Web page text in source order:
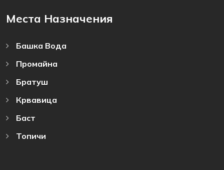
Места Назначения
Башка Bода
Промайна
Братуш
Крвавица
Баст
Топичи